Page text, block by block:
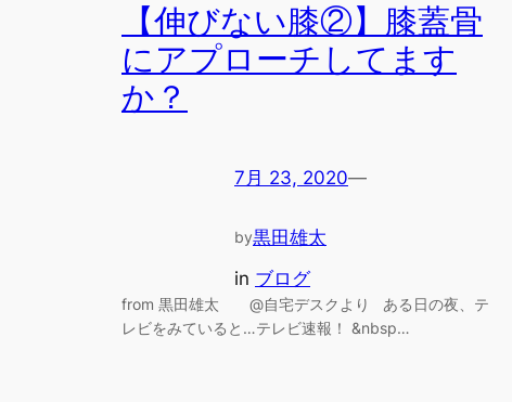
【伸びない膝②】膝蓋骨
にアプローチしてます
か？
7月 23, 2020—
by黒田雄太
in ブログ
from 黒田雄太 @自宅デスクより ある日の夜、テ
レビをみていると…テレビ速報！ &nbsp…